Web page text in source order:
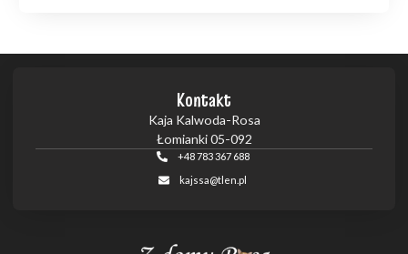
Kontakt
Kaja Kalwoda-Rosa
Łomianki 05-092
+48 783 367 688
kajssa@tlen.pl